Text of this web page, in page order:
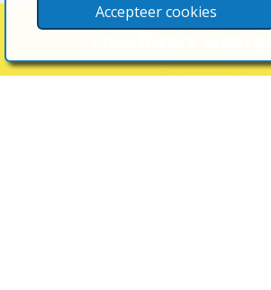
Software
Test de beheerder
Eigenschappen
Accepteer cookies